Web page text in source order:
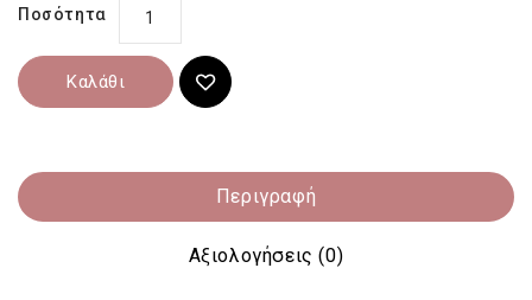
Ποσότητα
Καλάθι
Περιγραφή
Αξιολογήσεις (0)